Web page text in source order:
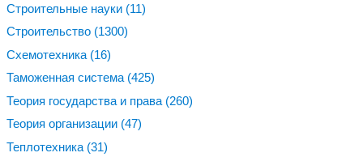
Строительные науки (11)
Строительство (1300)
Схемотехника (16)
Таможенная система (425)
Теория государства и права (260)
Теория организации (47)
Теплотехника (31)